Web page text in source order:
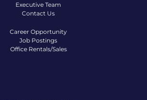
Executive Team
Contact Us
Career Opportunity
Job Postings
Office Rentals/Sales